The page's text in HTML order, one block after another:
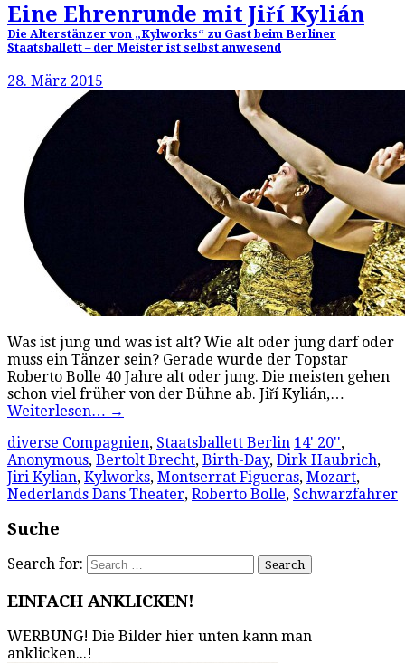
Eine Ehrenrunde mit Jiří Kylián
Die Alterstänzer von „Kylworks“ zu Gast beim Berliner
Staatsballett – der Meister ist selbst anwesend
28. März 2015
Was ist jung und was ist alt? Wie alt oder jung darf oder
muss ein Tänzer sein? Gerade wurde der Topstar
Roberto Bolle 40 Jahre alt oder jung. Die meisten gehen
schon viel früher von der Bühne ab. Jiří Kylián,…
Weiterlesen… →
diverse Compagnien, Staatsballett Berlin 14' 20'',
Anonymous, Bertolt Brecht, Birth-Day, Dirk Haubrich,
Jiri Kylian, Kylworks, Montserrat Figueras, Mozart,
Nederlands Dans Theater, Roberto Bolle, Schwarzfahrer
Suche
Search for:
EINFACH ANKLICKEN!
WERBUNG! Die Bilder hier unten kann man
anklicken...!